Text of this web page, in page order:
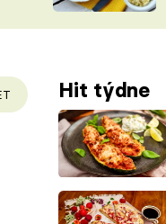
ŠÉFREDAKTORKY
ČASOPISHit týdne